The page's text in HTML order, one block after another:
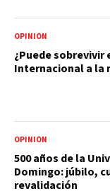
OPINIÓN
¿Puede sobrevivir
Internacional a la
OPINIÓN
500 años de la
Domingo: júbilo,
revalidación